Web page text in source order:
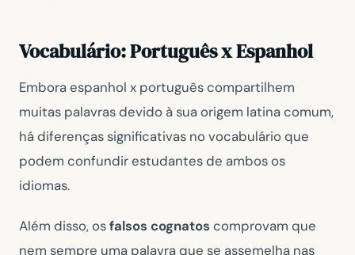
Vocabulário: Português x Espanhol
Embora espanhol x português compartilhem
muitas palavras devido à sua origem latina comum,
há diferenças significativas no vocabulário que
podem confundir estudantes de ambos os
idiomas.
Além disso, osfalsos cognatos comprovam que
nem sempre uma palavra que se assemelha nas